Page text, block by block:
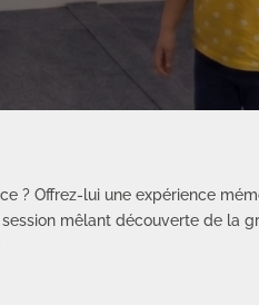
? Offrez-lui une expérience
mêlant découverte de la